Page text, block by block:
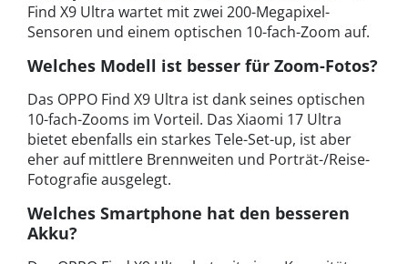
Find X9 Ultra wartet mit zwei 200-Megapixel-
Sensoren und einem optischen 10-fach-Zoom auf.
Welches Modell ist besser für Zoom-Fotos?
Das OPPO Find X9 Ultra ist dank seines optischen
10-fach-Zooms im Vorteil. Das Xiaomi 17 Ultra
bietet ebenfalls ein starkes Tele-Set-up, ist aber
eher auf mittlere Brennweiten und Porträt-/Reise-
Fotografie ausgelegt.
Welches Smartphone hat den besseren
Akku?